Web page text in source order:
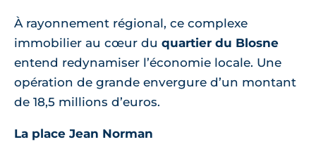
À rayonnement régional, ce complexe
immobilier au cœur du quartier du Blosne
entend redynamiser l’économie locale. Une
opération de grande envergure d’un montant
de 18,5 millions d’euros.
La place Jean Norman